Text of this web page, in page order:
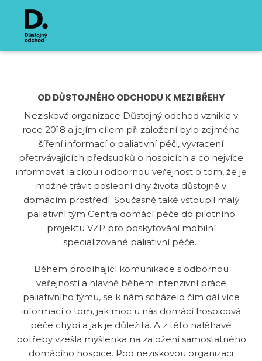
OD DŮSTOJNÉHO ODCHODU K MEZI BŘEHY
Nezisková organizace Důstojný odchod vznikla v
roce 2018 a jejím cílem při založení bylo zejména
šíření informací o paliativní péči, vyvracení
přetrvávajících předsudků o hospicích a co nejvíce
informovat laickou i odbornou veřejnost o tom, že je
možné trávit poslední dny života důstojně v
domácím prostředí. Současně také vstoupil malý
paliativní tým Centra domácí péče do pilotního
projektu VZP pro poskytování mobilní
specializované paliativní péče.
Během probíhající komunikace s odbornou
veřejností a hlavně během intenzivní práce
paliativního týmu, se k nám scházelo čím dál více
informací o tom, jak moc u nás domácí hospicová
péče chybí a jak je důležitá. A z této naléhavé
potřeby vzešla myšlenka na založení samostatného
domácího hospice. Pod neziskovou organizaci